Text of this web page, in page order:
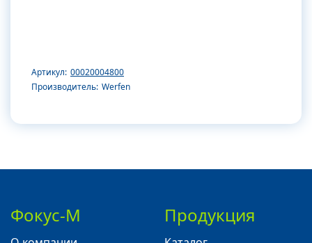
Артикул: 00020004800
Производитель: Werfen
Фокус-М Продукция